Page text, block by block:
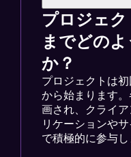
プロジェ
までどの
か？
プロジェクトは
から始まります
画され、クライ
リケーションや
で積極的に参与し